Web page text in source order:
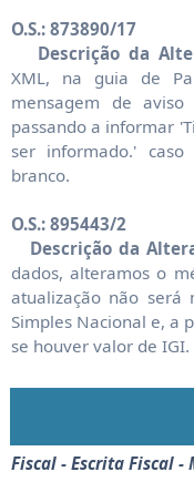
O.S.: 873890/17
Descrição da
XML, na guia de
mensagem de
passando a informar
ser informado.'
branco.
O.S.: 895443/2
Descrição da
dados, alteramos o
atualização não será
Simples Nacional e, a
se houver valor de IGI.
Fiscal - Escrita Fiscal -